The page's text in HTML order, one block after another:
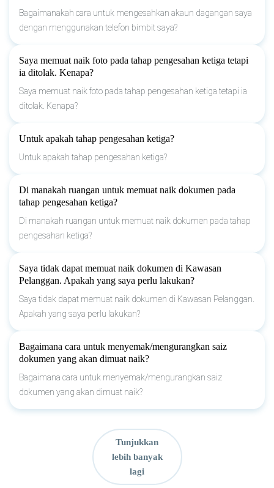
Bagaimanakah cara untuk mengesahkan akaun dagangan saya
dengan menggunakan telefon bimbit saya?
Saya memuat naik foto pada tahap pengesahan ketiga tetapi
ia ditolak. Kenapa?
Saya memuat naik foto pada tahap pengesahan ketiga tetapi ia
ditolak. Kenapa?
Untuk apakah tahap pengesahan ketiga?
Untuk apakah tahap pengesahan ketiga?
Di manakah ruangan untuk memuat naik dokumen pada
tahap pengesahan ketiga?
Di manakah ruangan untuk memuat naik dokumen pada tahap
pengesahan ketiga?
Saya tidak dapat memuat naik dokumen di Kawasan
Pelanggan. Apakah yang saya perlu lakukan?
Saya tidak dapat memuat naik dokumen di Kawasan Pelanggan.
Apakah yang saya perlu lakukan?
Bagaimana cara untuk menyemak/mengurangkan saiz
dokumen yang akan dimuat naik?
Bagaimana cara untuk menyemak/mengurangkan saiz
dokumen yang akan dimuat naik?
Tunjukkan
lebih banyak
lagi